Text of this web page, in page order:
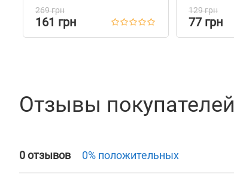
269 грн
161 грн
129 грн
77 грн
Отзывы покупателей
0 отзывов 0% положительных